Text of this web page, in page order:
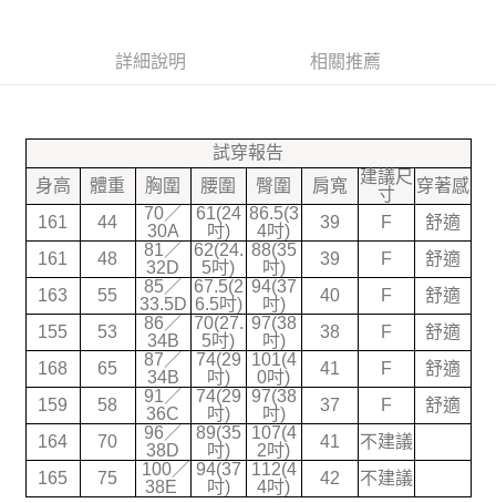
玉山商業銀行
星展（台灣）商業銀行
【大哥付你分期使用說明】
成交易。
3.實際核准額度、可分期數及費用金額請依後續交易確認頁面所載為準。
4.訂單成立30分鐘內，如未前往確認交易或遇審核未通過，訂單將自動取
消。如遇「轉專審核」未通過狀況，表示未達大哥付你分期系統評分，恕無
法說明評估內容。
1.分期款項不併入電信帳單，「大哥付你分期」於每月結算日後寄送繳費提
醒簡訊。
2.透過簡訊連結打開帳單後，可選擇「超商條碼／台灣大直營門市／銀行轉
帳／街口支付／iPASS MONEY」等通路繳費。
【注意事項】
1.本服務係由「台灣大哥大股份有限公司」（以下簡稱本公司）所提供，讓
用戶於交易時，得透過本服務購買商品或服務，並由商店將買賣／分期付款
買賣價金債權讓與本公司後，依約使用本公司帳單繳交帳款。
2.基於同意付款使用「大哥付你分期」之契約關係目的，商店將以您的個人
資料（包含姓名、電話或地址）提供予台灣大哥大進項蒐集、處理及利用，
由本公司與您本人進行分期帳單所需資料之確認、核對及更正。
3.完整用戶服務條款，請詳閱以下連結：https://oppay.tw/userRule
每筆NT$70，滿NT$599(含以上)免運費
7-11付款取貨
每筆NT$70，滿NT$899(含以上)免運費
宅配
每筆NT$70，滿NT$699(含以上)免運費
詳細說明 相關推薦
試穿報告
身高
體重 胸圍 腰圍 臀圍 肩寬
建議尺
寸
穿著感
161
44
70／
30A
61(24
吋)
86.5(3
4吋)
39 F
舒適
161
48
81／
32D
62(24.
5吋)
88(35
吋)
39 F
舒適
163
55
85／
33.5D
67.5(2
6.5吋)
94(37
吋)
40 F
舒適
155
53
86／
34B
70(27.
5吋)
97(38
吋)
38 F
舒適
168
65
87／
34B
74(29
吋)
101(4
0吋)
41 F
舒適
159
58
91／
36C
74(29
吋)
97(38
吋)
37 F
舒適
164
70
96／
38D
89(35
吋)
107(4
2吋)
41
不建議
165
75
100／
38E
94(37
吋)
112(4
4吋)
42 不建議